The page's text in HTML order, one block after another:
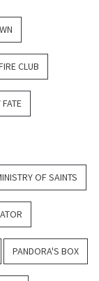
CLUB
OF SAINTS
PANDORA'S BOX